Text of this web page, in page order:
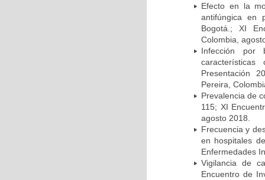
Efecto en la
antifúngica en
Bogotá.; XI
Colombia,
Infección por
Presentación
Pereira,
Prevalencia de
115; XI
agosto 2018.
Frecuencia y
en hospitales
Enfermedades
Vigilancia de
Encuentro de